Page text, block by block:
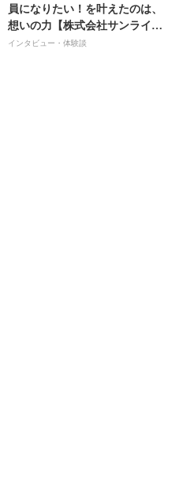
員になりたい！を叶えたのは、
想いの力【株式会社サンライズ
／大原桃子さん】
インタビュー・体験談